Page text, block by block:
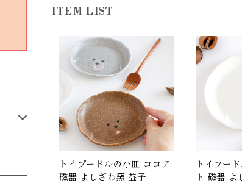
ITEM LIST
トイプードルの小皿 ココア
磁器 よしざわ窯 益子
トイプー
ト 磁器 よ